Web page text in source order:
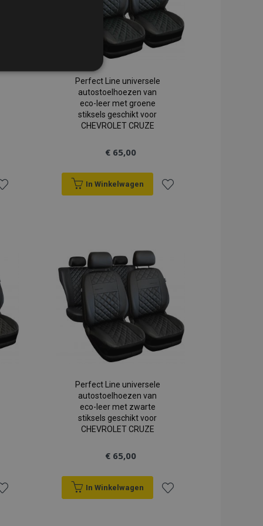
Perfect Line universele
autostoelhoezen van
eco-leer met groene
stiksels geschikt voor
CHEVROLET CRUZE
€ 65,00
In Winkelwagen
verlanglijst
Perfect Line universele
autostoelhoezen van
eco-leer met zwarte
stiksels geschikt voor
CHEVROLET CRUZE
€ 65,00
In Winkelwagen
cannot be used
met
in lokale opslag. Wordt
is geconfigureerd als
van de winkel).
producten op
met betrekking tot
verlanglijst
het opschonen van
de cookie wordt
in op true.
eerder bekeken
op basis van de PHP-
doeleinden die
gebruikt, kan
goed voorbeeld is
producten op voor